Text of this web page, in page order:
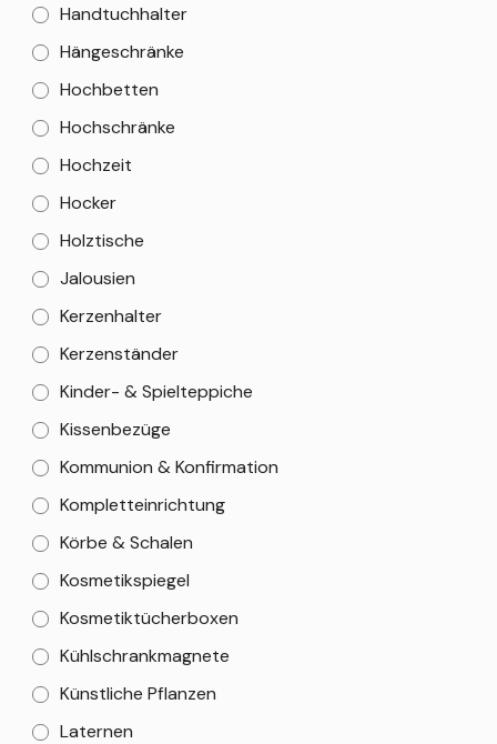
Handtuchhalter
Hängeschränke
Hochbetten
Hochschränke
Hochzeit
Hocker
Holztische
Jalousien
Kerzenhalter
Kerzenständer
Kinder- & Spielteppiche
Kissenbezüge
Kommunion & Konfirmation
Kompletteinrichtung
Körbe & Schalen
Kosmetikspiegel
Kosmetiktücherboxen
Kühlschrankmagnete
Künstliche Pflanzen
Laternen